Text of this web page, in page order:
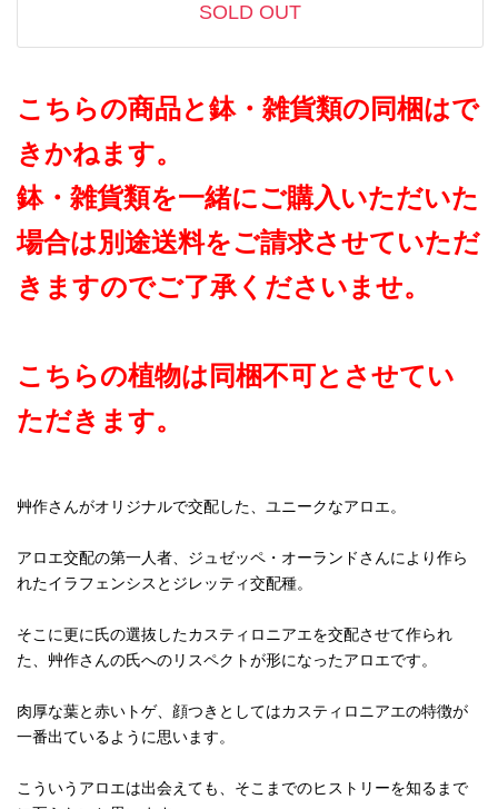
SOLD OUT
こちらの商品と鉢・雑貨類の同梱はで
きかねます。
鉢・雑貨類を一緒にご購入いただいた
場合は別途送料をご請求させていただ
きますのでご了承くださいませ。
こちらの植物は同梱不可とさせてい
ただきます。
艸作さんがオリジナルで交配した、ユニークなアロエ。
アロエ交配の第一人者、ジュゼッペ・オーランドさんにより作ら
れたイラフェンシスとジレッティ交配種。
そこに更に氏の選抜したカスティロニアエを交配させて作られ
た、艸作さんの氏へのリスペクトが形になったアロエです。
肉厚な葉と赤いトゲ、顔つきとしてはカスティロニアエの特徴が
一番出ているように思います。
こういうアロエは出会えても、そこまでのヒストリーを知るまで